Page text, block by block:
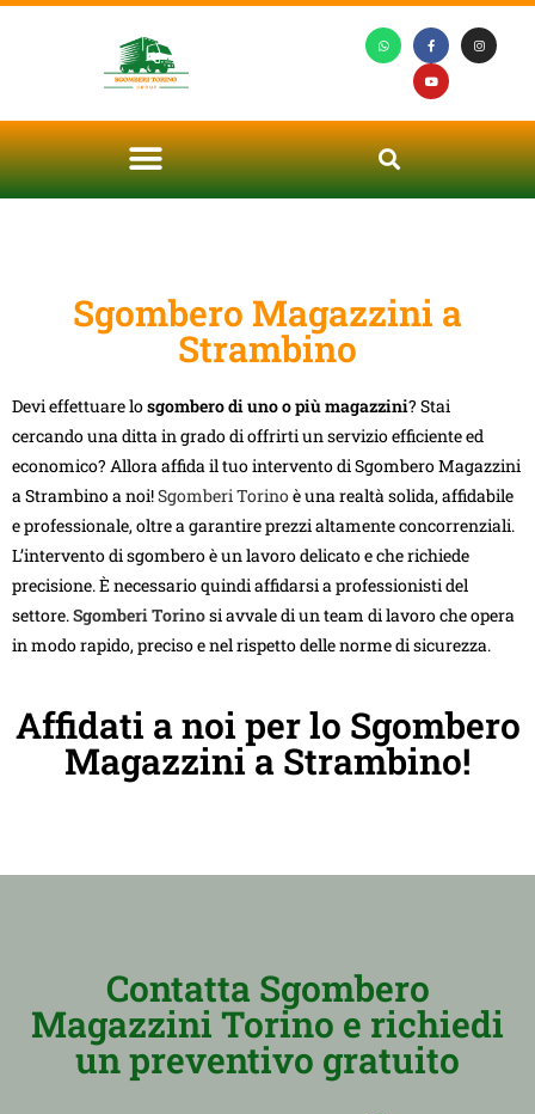
Sgombero Magazzini a
Strambino
Devi effettuare losgombero di uno o più magazzini? Stai
cercando una ditta in grado di offrirti un servizio efficiente ed
economico? Allora affida il tuo intervento di Sgombero Magazzini
a Strambino a noi!Sgomberi Torinoè una realtà solida, affidabile
e professionale, oltre a garantire prezzi altamente concorrenziali.
L’intervento di sgombero è un lavoro delicato e che richiede
precisione. È necessario quindi affidarsi a professionisti del
settore.Sgomberi Torinosi avvale di un team di lavoro che opera
in modo rapido, preciso e nel rispetto delle norme di sicurezza.
Affidati a noi per lo Sgombero
Magazzini a Strambino!
Contatta Sgombero
Magazzini Torino e richiedi
un preventivo gratuito